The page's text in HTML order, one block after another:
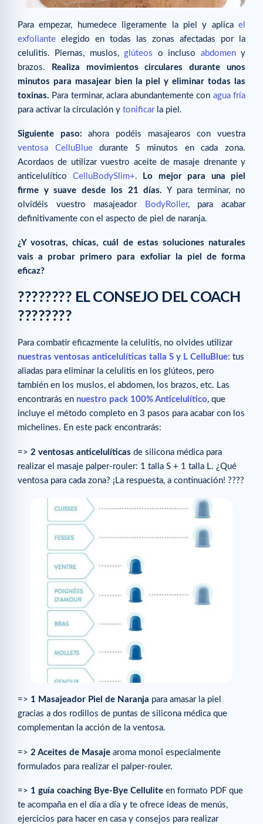
Para empezar, humedece ligeramente la piel y aplica el
exfoliante elegido en todas las zonas afectadas por la
celulitis. Piernas, muslos,glúteos o incluso abdomeny
brazos.
Realiza movimientos circulares durante unos
minutos para masajear bien la piel y eliminar todas las
toxinas. Para terminar, aclara abundantemente con agua fría
para activar la circulación y tonificarla piel.
Siguiente paso: ahora podéis masajearos con vuestra
ventosa CelluBluedurante 5 minutos en cada zona.
Acordaos de utilizar vuestro aceite de masaje drenante y
anticelulítico CelluBodySlim+.
Lo mejor para una piel
firme y suave desde los 21 días. Y para terminar, no
olvidéis vuestro masajeador
BodyRoller, para acabar
definitivamente con el aspecto de piel de naranja.
¿Y vosotras, chicas, cuál de estas soluciones naturales
vais a probar primero para exfoliar la piel de forma
eficaz?
???????? EL CONSEJO DEL COACH
????????
Para combatir eficazmente la celulitis, no olvides utilizar
nuestras ventosas anticelulíticas talla S y L CelluBlue: tus
aliadas para eliminar la celulitis en los glúteos, pero
también en los muslos, el abdomen, los brazos, etc. Las
encontrarás en nuestro pack 100% Anticelulítico, que
incluye el método completo en 3 pasos para acabar con los
michelines. En este pack encontrarás:
=> 2 ventosas anticelulíticas de silicona médica para
realizar el masaje palper-rouler: 1 talla S + 1 talla L. ¿Qué
ventosa para cada zona? ¡La respuesta, a continuación! ????
=> 1 Masajeador Piel de Naranja para amasar la piel
gracias a dos rodillos de puntas de silicona médica que
complementan la acción de la ventosa.
=> 2 Aceites de Masaje aroma monoï especialmente
formulados para realizar el palper-rouler.
=> 1 guía coaching Bye-Bye Cellulite en formato PDF que
te acompaña en el día a día y te ofrece ideas de menús,
ejercicios para hacer en casa y consejos para realizar